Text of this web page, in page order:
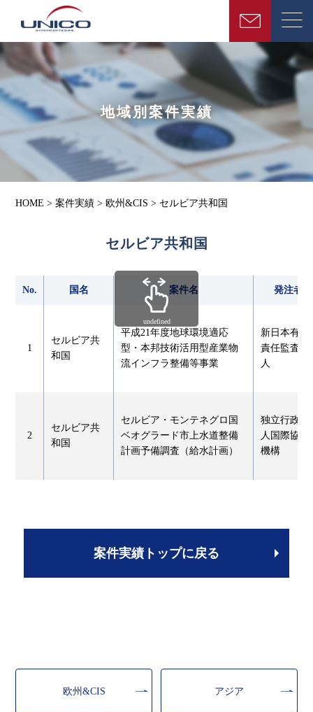
地域別案件実績
HOME >案件実績 > 欧州&CIS > セルビア共和国
セルビア共和国
No. 国名 案件名 発注者
1
セルビア共
和国
平成21年度地球環境適応
型・本邦技術活用型産業物
流インフラ整備等事業
新日本有限
責任監査法
人
2
セルビア共
和国
セルビア・モンテネグロ国
ベオグラード市上水道整備
計画予備調査（給水計画）
独立行政法
人国際協力
機構
undefined
案件実績トップに戻る
欧州&CIS アジア